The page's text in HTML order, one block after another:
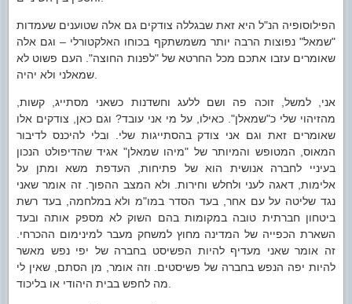
הפילוסופיה הנ"ל היא זאת שבגללה צודקים גם אלה שטוענים שעמדות
"שמאל" נפוצות הרבה יותר משמשתקף בכוחו האלקטורלי – וגם אלה
שאומרים עזבו אתכם מכל החרטא של "לפנות החוצה". העם פשוט לא
אני, למשל, זוכה פה ושם ללעג וחשדנות כשאני מסתייג, קשות,
מהזיהוי שלי כ"שמאלן". כאילו, על מי אני עובד? וגם כאן, צודקים אלו
שאומרים זאת וגם אני צודק בהסתייגות שלי. ובלי להיכנס לדיבור
המאוס, המטופש והמיותר של "מיהו שמאלן" אגיד שהדיפולט הנכון
בעיניי לחברה אנושית הוא של פתיחות, העדפת משא ומתן על
אלימות, דאגה לעני ולחלש וחירות. ולא המצב ההפוך. זה אומר שאני
נגד שליטה על עם אחר, בעד הסדר במו"מ ולא במלחמה, בעד רשת
ביטחון חברתית טובה במקומות בהם השוק לא מספק אותה ובעד
השארת הכפייה של המדינה מחוץ למשחק מעבר למינימום ההכרחי.
זה אומר שאני מעדיף להיות הפשיסט בחברה של יפי נפש מאשר
להיות יפה הנפש בחברה של פשיסטים. וזה אומר, מן הסתם, שאין לי